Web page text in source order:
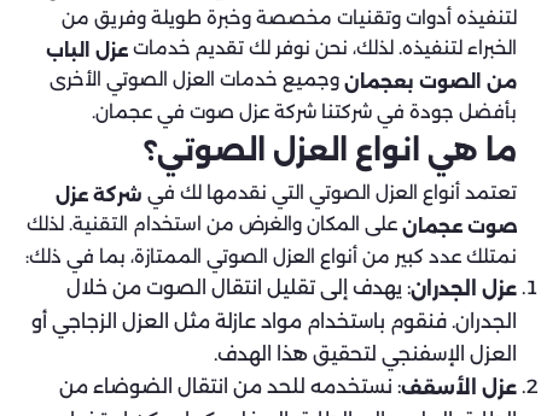
لتنفيذه أدوات وتقنيات مخصصة وخبرة طويلة وفريق من
الخبراء لتنفيذه. لذلك، نحن نوفر لك تقديم خدمات عزل الباب
من الصوت بعجمان وجميع خدمات العزل الصوتي الأخرى
بأفضل جودة في شركتنا شركة عزل صوت في عجمان.
ما هي انواع العزل الصوتي؟
تعتمد أنواع العزل الصوتي التي نقدمها لك في شركة عزل
صوت عجمان على المكان والغرض من استخدام التقنية. لذلك
نمتلك عدد كبير من أنواع العزل الصوتي الممتازة، بما في ذلك:
عزل الجدران: يهدف إلى تقليل انتقال الصوت من خلال
الجدران. فنقوم باستخدام مواد عازلة مثل العزل الزجاجي أو
العزل الإسفنجي لتحقيق هذا الهدف.
عزل الأسقف: نستخدمه للحد من انتقال الضوضاء من